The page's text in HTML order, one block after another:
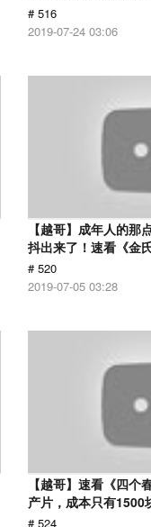
# 516
2019-07-24 03:06
【越哥】成年人的那
抖出来了！速看《金
# 520
2019-07-05 03:28
【越哥】速看《四个
产片，成本只有1500
# 524